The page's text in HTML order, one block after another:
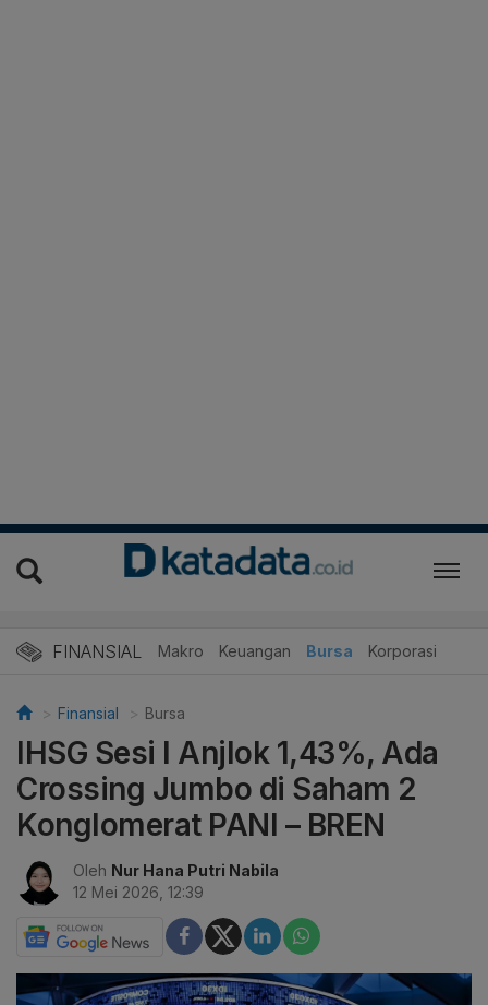
FINANSIAL Makro Keuangan Bursa Korporasi
Finansial Bursa
IHSG Sesi I Anjlok 1,43%, Ada
Crossing Jumbo di Saham 2
Konglomerat PANI – BREN
Oleh Nur Hana Putri Nabila
12 Mei 2026, 12:39